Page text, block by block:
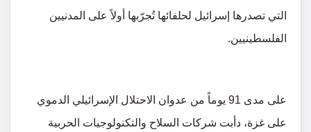
التي تصدرها إسرائيل لحلفائها تُجرّبها أولاً على المدنيين
الفلسطينيين.
على مدى 91 يوماً من عدوان الاحتلال الإسرائيلي الدموي
على غزة، دأبت شركات السلاح والتكنولوجيات الحربية